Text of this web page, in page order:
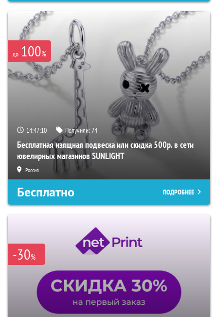
до 100%
14:47:09 Получили:74
Бесплатная изящная подвеска или скидка 500р. в сети
ювелирных магазинов SUNLIGHT
Россия
Бесплатно ПОДРОБНЕЕ
-30%